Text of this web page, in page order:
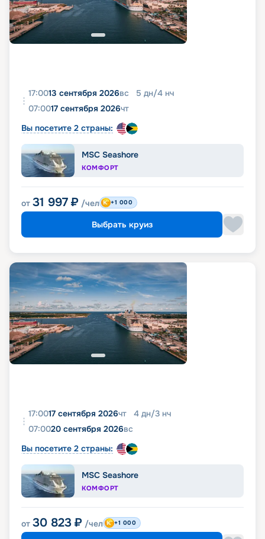
17:0013 сентября 2026вс 5 дн/4 нч
07:0017 сентября 2026чт
Вы посетите 2 страны:
MSC Seashore
КОМФОРТ
от 31 997 ₽ /чел +1 000
Выбрать круиз
17:0017 сентября 2026чт 4 дн/3 нч
07:0020 сентября 2026вс
Вы посетите 2 страны:
MSC Seashore
КОМФОРТ
от 30 823 ₽ /чел +1 000